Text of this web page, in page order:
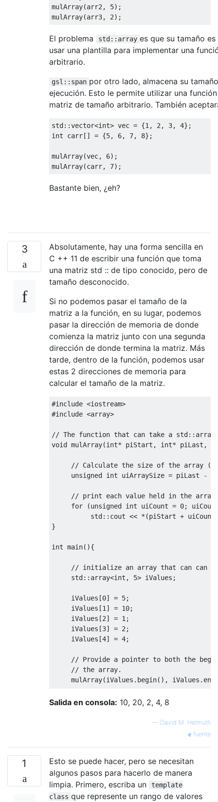
mulArray(arr2 , 5);
mulArray(arr3, 2);
El problema std::array es que su tamaño
usar una plantilla para implementar una
arbitrario.
gsl::span por otro lado, almacena su
ejecución. Esto le permite utilizar una
matriz de tamaño arbitrario. También
std::vector<int> vec = {1 , 2 , 3, 4};
int carr[] = {5, 6, 7, 8};
mulArray(vec, 6);
mulArray(carr, 7);
Bastante bien, ¿eh?
3
Absolutamente, hay una forma sencilla en
C ++ 11 de escribir una función que toma
una matriz std :: de tipo conocido, pero de
tamaño desconocido.
Si no podemos pasar el tamaño de la
matriz a la función, en su lugar, podemos
pasar la dirección de memoria de donde
comienza la matriz junto con una segunda
dirección de donde termina la matriz. Más
tarde, dentro de la función, podemos usar
estas 2 direcciones de memoria para
calcular el tamaño de la matriz.
#include <iostream>
#include <array>
// The function that can take a
void mulArray(int* piStart , int* piLast ,
// Calculate the size of the array
unsigned int uiArraySize = piLast -
// print each value held in the array
for
(unsigned int uiCount = 0;
          std
:: cout << *(piStart + uiCount
}
int main(){
// initialize an array that can can
     std
:: array<int , 5> iValues ;
     iValues
[0] = 5;
     iValues
[1 ] = 10;
     iValues
[2] = 1 ;
     iValues
[3] = 2 ;
     iValues
[4] = 4;
// Provide a pointer to both the
// the array.
     mulArray
(iValues . begin(), iValues . end
return 0;
Salida en consola: 10, 20, 2, 4, 8
— David M. Helmuth
fuente
1
Esto se puede hacer, pero se necesitan
algunos pasos para hacerlo de manera
limpia. Primero, escriba un
template
class que represente un rango de valores